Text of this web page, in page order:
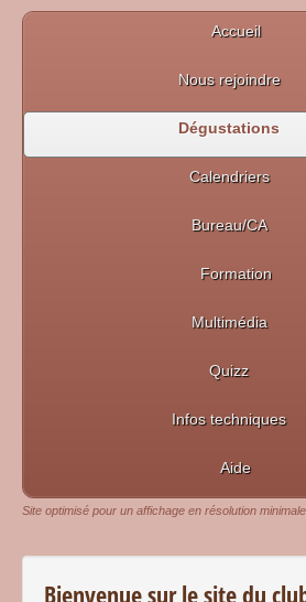
Accueil
Nous rejoindre
Dégustations
Calendriers
Bureau/CA
Formation
Multimédia
Quizz
Infos techniques
Aide
Site optimisé pour un affichage en résolution
Bienvenue sur le site du